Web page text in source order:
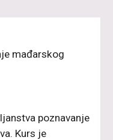
mađarskog
poznavanje
Kurs je